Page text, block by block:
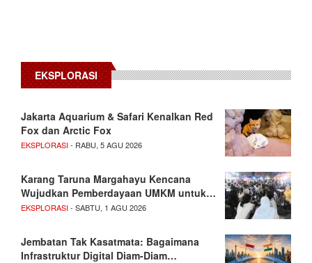
EKSPLORASI
Jakarta Aquarium & Safari Kenalkan Red
Fox dan Arctic Fox
EKSPLORASI- RABU, 5 AGU 2026
Karang Taruna Margahayu Kencana
Wujudkan Pemberdayaan UMKM untuk…
EKSPLORASI- SABTU, 1 AGU 2026
Jembatan Tak Kasatmata: Bagaimana
Infrastruktur Digital Diam-Diam…